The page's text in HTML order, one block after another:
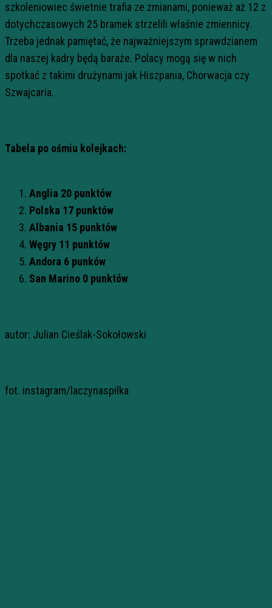
szkoleniowiec świetnie trafia ze zmianami, ponieważ aż 12 z
dotychczasowych 25 bramek strzelili właśnie zmiennicy.
Trzeba jednak pamiętać, że najważniejszym sprawdzianem
dla naszej kadry będą baraże. Polacy mogą się w nich
spotkać z takimi drużynami jak Hiszpania, Chorwacja czy
Szwajcaria.
Tabela po ośmiu kolejkach:
Anglia 20 punktów
Polska 17 punktów
Albania 15 punktów
Węgry 11 punktów
Andora 6 punków
San Marino 0 punktów
autor: Julian Cieślak-Sokołowski
fot. instagram/laczynaspilka